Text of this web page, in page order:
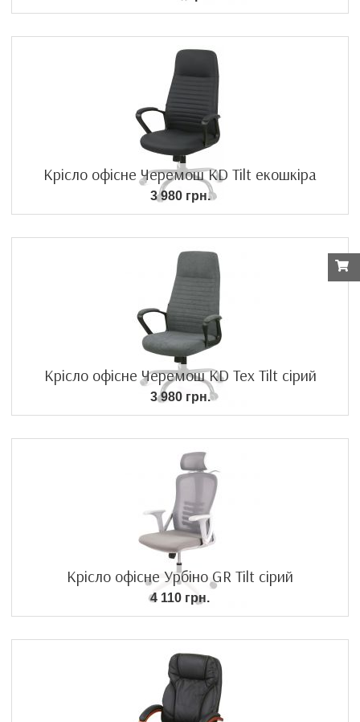
Крісло офісне Черемош KD Tilt екошкіра
3 980 грн.
Крісло офісне Черемош KD Tex Tilt cірий
3 980 грн.
Крісло офісне Урбіно GR Tilt сірий
4 110 грн.